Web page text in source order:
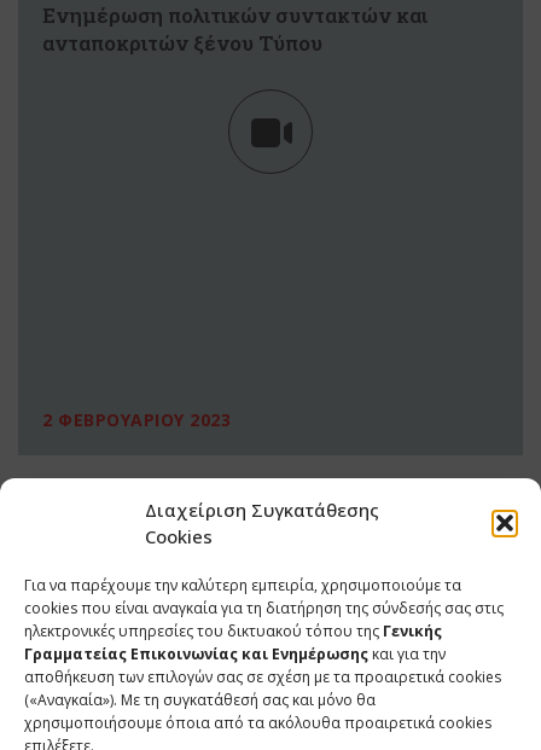
Διαχείριση Συγκατάθεσης
Cookies
Για να παρέχουμε την καλύτερη εμπειρία, χρησιμοποιούμε τα
cookies που είναι αναγκαία για τη διατήρηση της σύνδεσής σας στις
ηλεκτρονικές υπηρεσίες του δικτυακού τόπου της Γενικής
Γραμματείας Επικοινωνίας και Ενημέρωσης και για την
αποθήκευση των επιλογών σας σε σχέση με τα προαιρετικά cookies
(«Αναγκαία»). Με τη συγκατάθεσή σας και μόνο θα
χρησιμοποιήσουμε όποια από τα ακόλουθα προαιρετικά cookies
επιλέξετε.
Ενημέρωση πολιτικών συντακτών και
ανταποκριτών ξένου Τύπου
2 ΦΕΒΡΟΥΑΡΙΟΥ 2023
ΕΠΙΚΟΙΝΩΝΙΑ